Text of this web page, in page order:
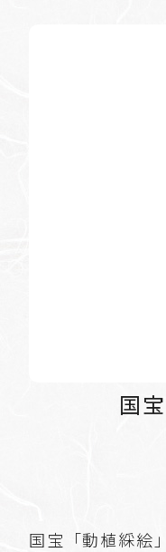
国
国宝「動植綵絵